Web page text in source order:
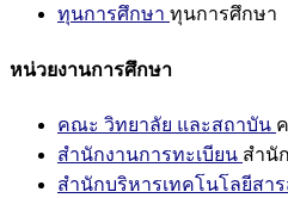
ทุนการศึกษา ทุนการศึกษา
หน่วยงานการศึกษา
คณะ วิทยาลัย และสถาบัน
สำนักงานการทะเบียน สำนั
สำนักบริหารเทคโนโลยีสา